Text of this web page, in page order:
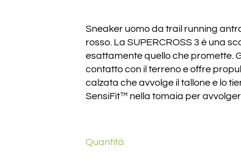
Sneaker uomo da trail running
rosso. La SUPERCROSS 3 è una
esattamente quello che promette.
contatto con il terreno e offre
calzata che avvolge il tallone e lo
SensiFit™ nella tomaia per
Quantità